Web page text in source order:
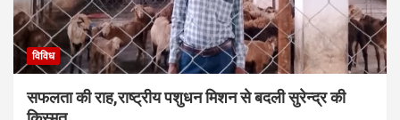
विविध
सफलता की राह,राष्ट्रीय पशुधन मिशन से बदली सुरेन्द्र की